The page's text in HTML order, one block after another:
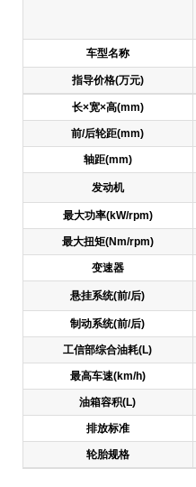
车型名称
指导价格(万元)
长×宽×高(mm)
前/后轮距(mm)
轴距(mm)
发动机
最大功率(kW/rpm)
最大扭矩(Nm/rpm)
变速器
悬挂系统(前/后)
制动系统(前/后)
工信部综合油耗(L)
最高车速(km/h)
油箱容积(L)
排放标准
轮胎规格